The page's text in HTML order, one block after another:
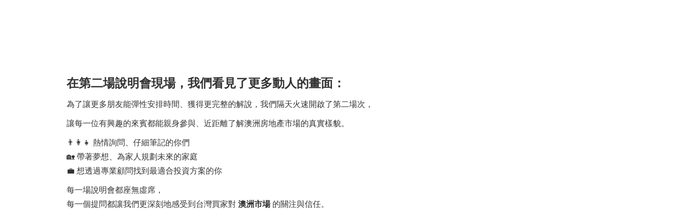
在第二場說明會現場，我們看見了更多動人的畫面：
為了讓更多朋友能彈性安排時間、獲得更完整的解說，我們隔天火速開啟了第二場次，
讓每一位有興趣的來賓都能親身參與、近距離了解澳洲房地產市場的真實樣貌。
👨‍👩‍👧 熱情詢問、仔細筆記的你們
🏡 帶著夢想、為家人規劃未來的家庭
💼 想透過專業顧問找到最適合投資方案的你
每一場說明會都座無虛席，
每一個提問都讓我們更深刻地感受到台灣買家對 澳洲市場的關注與信任。